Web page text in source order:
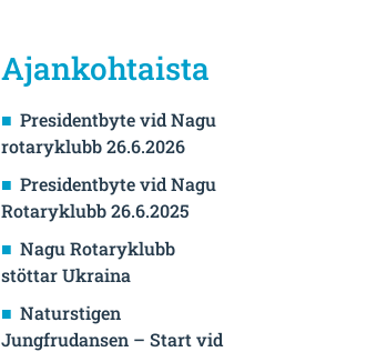
Ajankohtaista
Presidentbyte vid Nagu
rotaryklubb 26.6.2026
Presidentbyte vid Nagu
Rotaryklubb 26.6.2025
Nagu Rotaryklubb
stöttar Ukraina
Naturstigen
Jungfrudansen – Start vid